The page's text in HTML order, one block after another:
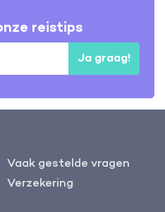
reistips
Ja graag!
Vaak gestelde vragen
Verzekering